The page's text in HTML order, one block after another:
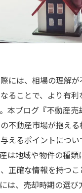
には、相場の理解
ることで、より有
本ブログ『不動産
不動産市場が抱える
えるポイントにつ
は地域や物件の種類
正確な情報を持つこ
は、売却時期の選び